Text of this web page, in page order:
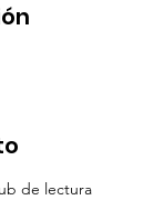
de lectura